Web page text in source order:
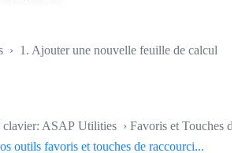
› 1. Ajouter une nouvelle feuille de calcul
ASAP Utilities › Favoris et Touches de
outils favoris et touches de raccourci...